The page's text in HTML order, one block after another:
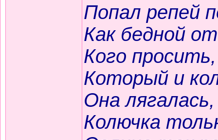
Попал репей
Как бедной
Кого
Который и
Она
Колючка